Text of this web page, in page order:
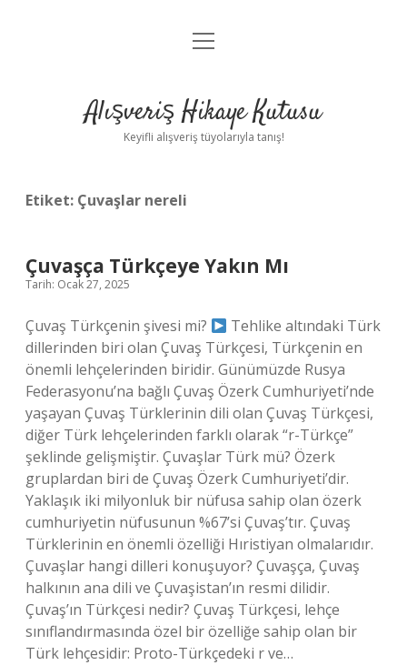
Anasayfa
Yasal Uyarı
menüyü
Alışveriş Hikaye Kutusu
Keyifli alışveriş tüyolarıyla tanış!
Etiket: Çuvaşlar nereli
Çuvaşça Türkçeye Yakın Mı
Tarih: Ocak 27, 2025
Çuvaş Türkçenin şivesi mi?
Tehlike altındaki Türk
dillerinden biri olan Çuvaş Türkçesi, Türkçenin en
önemli lehçelerinden biridir. Günümüzde Rusya
Federasyonu’na bağlı Çuvaş Özerk Cumhuriyeti’nde
yaşayan Çuvaş Türklerinin dili olan Çuvaş Türkçesi,
diğer Türk lehçelerinden farklı olarak “r-Türkçe”
şeklinde gelişmiştir. Çuvaşlar Türk mü? Özerk
gruplardan biri de Çuvaş Özerk Cumhuriyeti’dir.
Yaklaşık iki milyonluk bir nüfusa sahip olan özerk
cumhuriyetin nüfusunun %67’si Çuvaş’tır. Çuvaş
Türklerinin en önemli özelliği Hıristiyan olmalarıdır.
Çuvaşlar hangi dilleri konuşuyor? Çuvaşça, Çuvaş
halkının ana dili ve Çuvaşistan’ın resmi dilidir.
Çuvaş’ın Türkçesi nedir? Çuvaş Türkçesi, lehçe
sınıflandırmasında özel bir özelliğe sahip olan bir
Türk lehçesidir: Proto-Türkçedeki r ve…